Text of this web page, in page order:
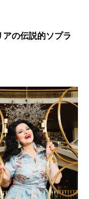
の伝説的ソプラ